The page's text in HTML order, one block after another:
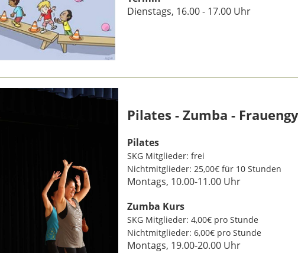
Dienstags, 16.00 - 17.00 Uhr
Pilates - Zumba -
Pilates
SKG Mitglieder: frei
Nichtmitglieder: 25,00€ für 10 Stunden
Montags, 10.00-11.00 Uhr
Zumba Kurs
SKG Mitglieder: 4,00€ pro Stunde
Nichtmitglieder: 6,00€ pro Stunde
Montags, 19.00-20.00 Uhr